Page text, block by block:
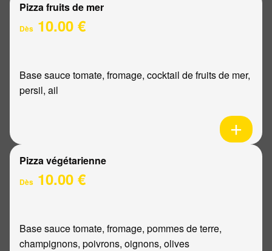
Pizza fruits de mer
Dès 10.00 €
Base sauce tomate, fromage, cocktail de fruits de mer,
persil, ail
Pizza végétarienne
Dès 10.00 €
Base sauce tomate, fromage, pommes de terre,
champignons, poivrons, oignons, olives